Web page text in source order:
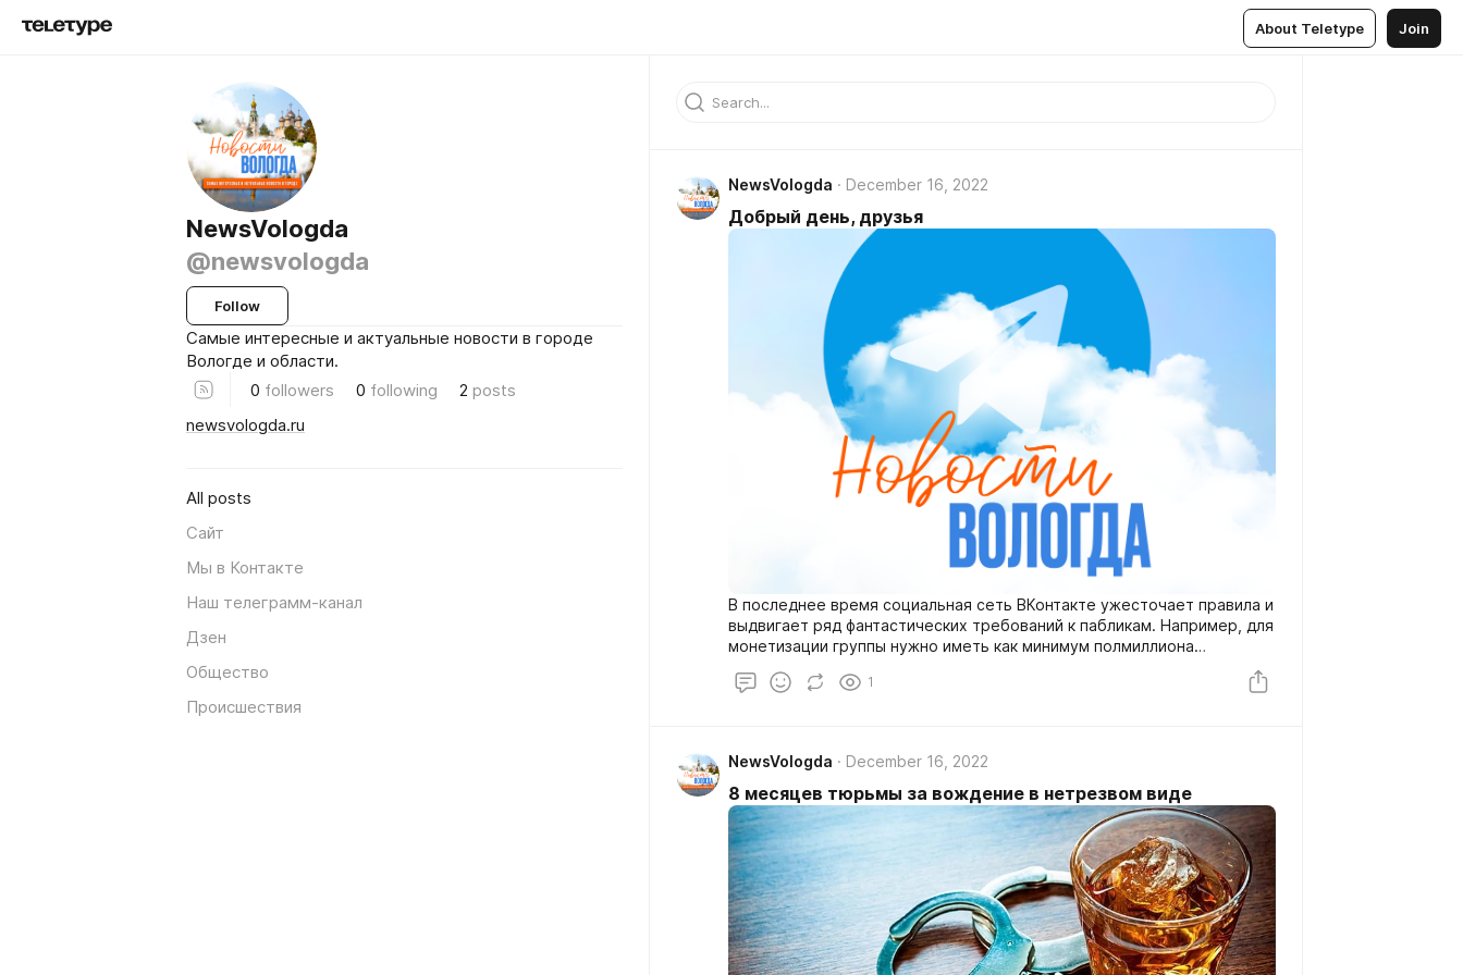
About Teletype Join
NewsVologda
@newsvologda
Follow
Самые интересные и актуальные новости в городе
Вологде и области.
0 followers 0 following 2 posts
newsvologda.ru
All posts
Сайт
Мы в Контакте
Наш телеграмм-канал
Дзен
Общество
Происшествия
NewsVologda December 16, 2022
Добрый день, друзья
В последнее время социальная сеть ВКонтакте ужесточает правила и
выдвигает ряд фантастических требований к пабликам. Например, для
монетизации группы нужно иметь как минимум полмиллиона
1
NewsVologda December 16, 2022
8 месяцев тюрьмы за вождение в нетрезвом виде